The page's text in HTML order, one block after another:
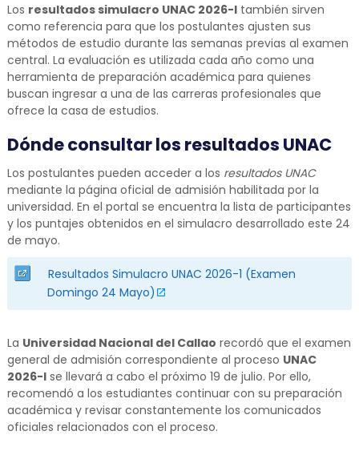
Los resultados simulacro UNAC 2026-Itambién sirven
como referencia para que los postulantes ajusten sus
métodos de estudio durante las semanas previas al examen
central. La evaluación es utilizada cada año como una
herramienta de preparación académica para quienes
buscan ingresar a una de las carreras profesionales que
ofrece la casa de estudios.
Dónde consultar los resultados UNAC
Los postulantes pueden acceder a los resultados UNAC
mediante la página oficial de admisión habilitada por la
universidad. En el portal se encuentra la lista de participantes
y los puntajes obtenidos en el simulacro desarrollado este 24
de mayo.
Resultados Simulacro UNAC 2026-1 (Examen
Domingo 24 Mayo)
La Universidad Nacional del Callao recordó que el examen
general de admisión correspondiente al proceso UNAC
2026-Ise llevará a cabo el próximo 19 de julio. Por ello,
recomendó a los estudiantes continuar con su preparación
académica y revisar constantemente los comunicados
oficiales relacionados con el proceso.